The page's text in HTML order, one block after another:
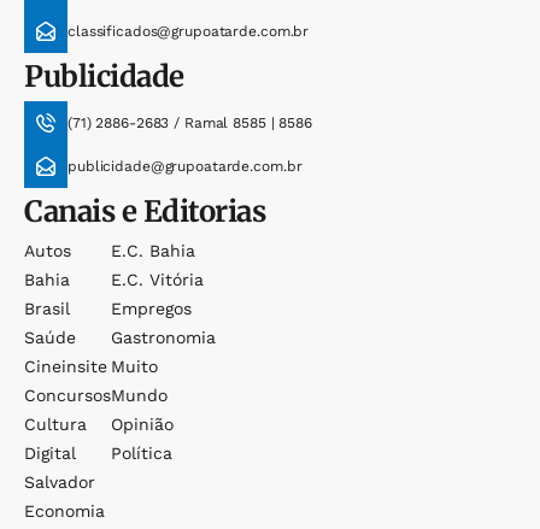
classificados@grupoatarde.com.br
Publicidade
(71) 2886-2683 / Ramal 8585 | 8586
publicidade@grupoatarde.com.br
Canais e Editorias
Autos
Bahia
Brasil
Saúde
Cineinsite
Concursos
Cultura
Digital
Salvador
Economia
E.c. Bahia
E.c. Vitória
Empregos
Gastronomia
Muito
Mundo
Opinião
Política